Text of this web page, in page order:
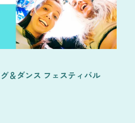
＆ダンス フェスティバル